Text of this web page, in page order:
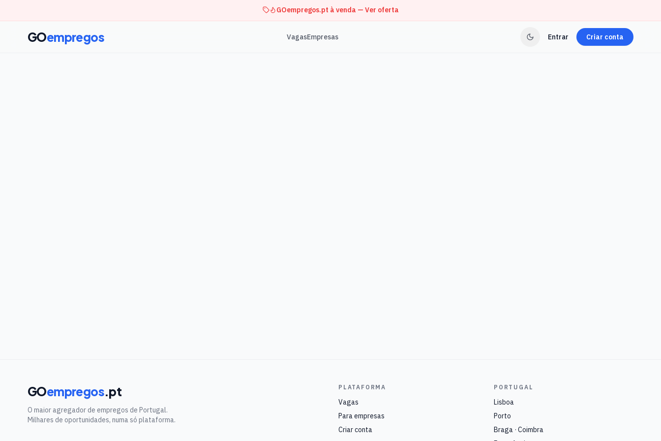
GOempregos.pt à venda — Ver oferta
GOempregos VagasEmpresas Entrar Criar conta
GOempregos.pt
O maior agregador de empregos de Portugal.
Milhares de oportunidades, numa só plataforma.
PLATAFORMA
Vagas
Para empresas
Criar conta
PORTUGAL
Lisboa
Porto
Braga · Coimbra